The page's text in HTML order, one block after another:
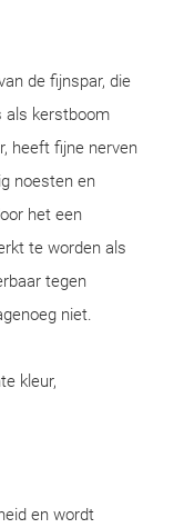
de fijnspar, die
als kerstboom
heeft fijne nerven
noesten en
het een
te worden als
tegen
niet.
kleur,
en wordt